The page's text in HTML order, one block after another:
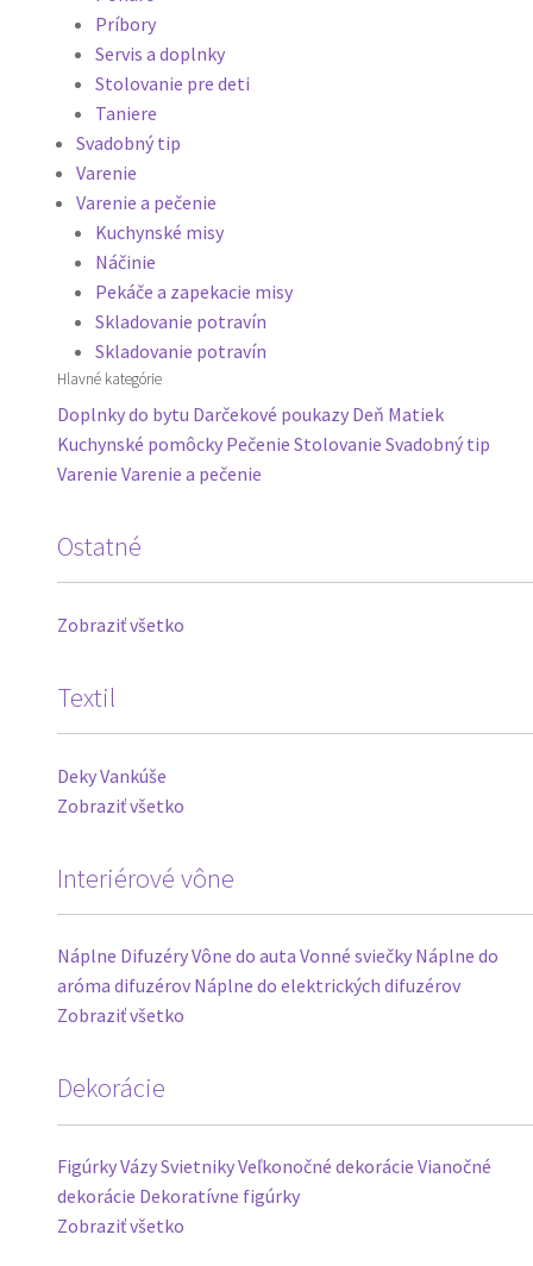
Príbory
Servis a doplnky
Stolovanie pre deti
Taniere
Svadobný tip
Varenie
Varenie a pečenie
Kuchynské misy
Náčinie
Pekáče a zapekacie misy
Skladovanie potravín
Skladovanie potravín
Hlavné kategórie
Doplnky do bytu Darčekové poukazy Deň Matiek
Kuchynské pomôcky Pečenie Stolovanie Svadobný tip
Varenie Varenie a pečenie
Ostatné
Zobraziť všetko
Textil
DekyVankúše
Zobraziť všetko
Interiérové vône
Náplne DifuzéryVône do auta Vonné sviečky Náplne do
aróma difuzérov Náplne do elektrických difuzérov
Zobraziť všetko
Dekorácie
FigúrkyVázySvietnikyVeľkonočné dekorácie Vianočné
dekorácie Dekoratívne figúrky
Zobraziť všetko